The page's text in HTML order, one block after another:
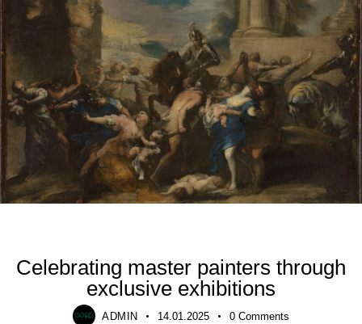
Celebrating master painters through
exclusive exhibitions
ADMIN 14.01.2025 0 Comments